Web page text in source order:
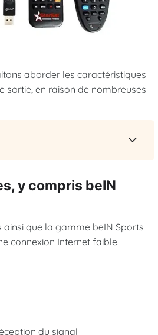
aborder les caractéristiques
sortie, en raison de nombreuses
y compris beIN
ainsi que la gamme beIN Sports
connexion Internet faible.
du signal